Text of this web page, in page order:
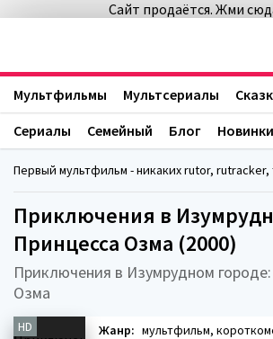
Сайт продаётся. Жми
Приключения в
Принцесса Озма (2000)
Приключения в Изумрудном
Озма
HD Жанр: мультфильм,
Мультфильмы Мультсериалы
Сериалы
Семейный Блог